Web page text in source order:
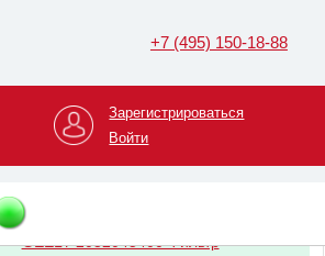
+7 (495) 150-18-88
Зарегистрироваться
Войти
масляный JLE-3G15TD 1.5T
8 авг 08:35
Запрос клиента:Фильтр воздушный
наGeely Atlas Pro(Y4K872*****)
Ответ менеджера:
GEELY 2032045400 Фильтр